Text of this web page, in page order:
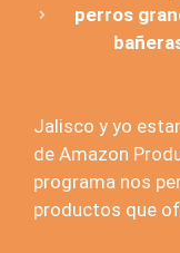
perros
Jalisco y yo
de Amazon
programa nos
productos que